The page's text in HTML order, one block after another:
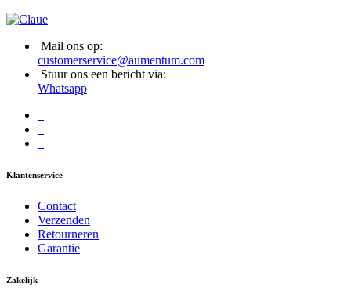
Mail ons op:
customerservice@aumentum.com
Stuur ons een bericht via:
Whatsapp
Klantenservice
Contact
Verzenden
Retourneren
Garantie
Zakelijk